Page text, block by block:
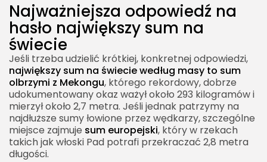
Najważniejsza odpowiedź na
hasło największy sum na
świecie
Jeśli trzeba udzielić krótkiej, konkretnej odpowiedzi,
największy sum na świecie według masy to sum
olbrzymi z Mekongu, którego rekordowy, dobrze
udokumentowany okaz ważył około 293 kilogramów i
mierzył około 2,7 metra. Jeśli jednak patrzymy na
najdłuższe sumy łowione przez wędkarzy, szczególne
miejsce zajmuje sum europejski, który w rzekach
takich jak włoski Pad potrafi przekraczać 2,8 metra
długości.